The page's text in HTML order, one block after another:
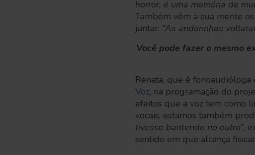
horror, é uma memória de
Também vêm à sua mente
jantar: “As andorinhas
Você pode fazer o mesmo
Renata, que é
Voz, na programação do
efeitos que a voz tem como
vocais, estamos também
tivesse bantendo no outro”,
sentido em que alcança